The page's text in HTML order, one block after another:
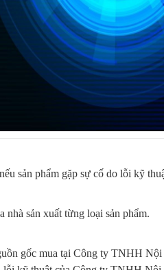
sản phẩm gặp sự cố do lỗi kỹ
nhà sản xuất từng loại sản phẩm.
gốc mua tại Công ty TNHH